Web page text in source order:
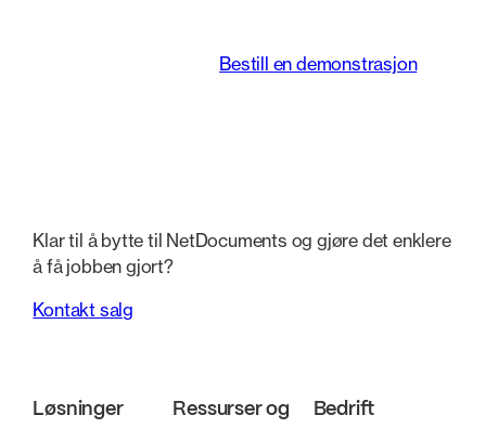
Bestill en demonstrasjon
Klar til å bytte til NetDocuments og gjøre det enklere
å få jobben gjort?
Kontakt salg
Løsninger
Ressurser og
Bedrift